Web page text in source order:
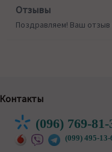
Отзывы
Поздравляем! Ваш
Контакты
(096) 769-81-
(099) 495-13-